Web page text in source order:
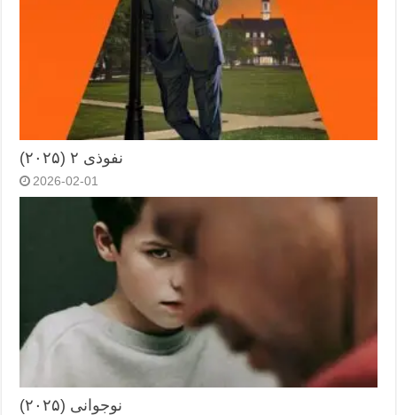
نفوذی ۲ (۲۰۲۵)
2026-02-01
نوجوانی (۲۰۲۵)